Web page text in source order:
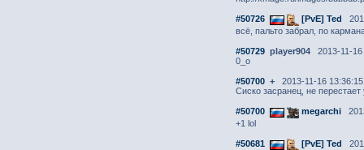
#50726 [PvE] Ted
всё, пальто забрал, по
#50729 player904
2013-11-
0_o
#50700 +
2013-11-16 13:36:15
Сиско засранец, не
#50700 megarchi
+1 lol
#50681 [PvE] Ted